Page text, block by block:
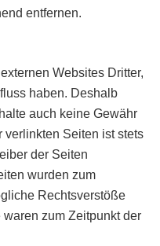
entfernen.
Websites Dritter,
haben. Deshalb
auch keine Gewähr
verlinkten Seiten ist stets
der Seiten
wurden zum
Rechtsverstöße
zum Zeitpunkt der